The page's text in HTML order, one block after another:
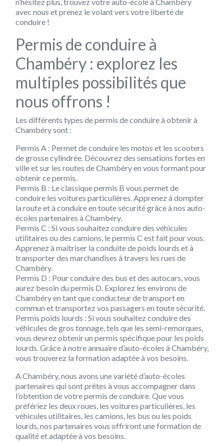
avec nous et prenez le volant vers votre liberté de
conduire !
Permis de conduire à
Chambéry : explorez les
multiples possibilités que
nous offrons !
Les différents types de permis de conduire à obtenir à
Chambéry sont :
Permis A : Permet de conduire les motos et les scooters
de grosse cylindrée. Découvrez des sensations fortes en
ville et sur les routes de Chambéry en vous formant pour
obtenir ce permis.
Permis B : Le classique permis B vous permet de
conduire les voitures particulières. Apprenez à dompter
la route et à conduire en toute sécurité grâce à nos auto-
écoles partenaires à Chambéry.
Permis C : Si vous souhaitez conduire des véhicules
utilitaires ou des camions, le permis C est fait pour vous.
Apprenez à maîtriser la conduite de poids lourds et à
transporter des marchandises à travers les rues de
Chambéry.
Permis D : Pour conduire des bus et des autocars, vous
aurez besoin du permis D. Explorez les environs de
Chambéry en tant que conducteur de transport en
commun et transportez vos passagers en toute sécurité.
Permis poids lourds : Si vous souhaitez conduire des
véhicules de gros tonnage, tels que les semi-remorques,
vous devrez obtenir un permis spécifique pour les poids
lourds. Grâce à notre annuaire d’auto-écoles à Chambéry,
vous trouverez la formation adaptée à vos besoins.
A Chambéry, nous avons une variété d’auto-écoles
partenaires qui sont prêtes à vous accompagner dans
l’obtention de votre permis de conduire. Que vous
préfériez les deux roues, les voitures particulières, les
véhicules utilitaires, les camions, les bus ou les poids
lourds, nos partenaires vous offriront une formation de
qualité et adaptée à vos besoins.